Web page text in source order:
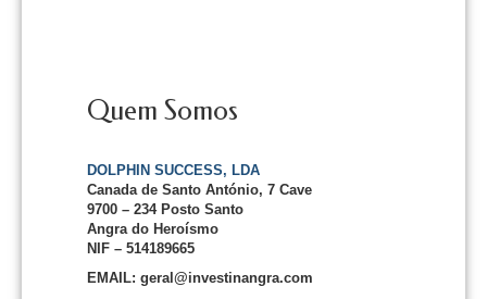
Quem Somos
DOLPHIN SUCCESS, LDA
Canada de Santo António, 7 Cave
9700 – 234 Posto Santo
Angra do Heroísmo
NIF – 514189665
EMAIL: geral@investinangra.com